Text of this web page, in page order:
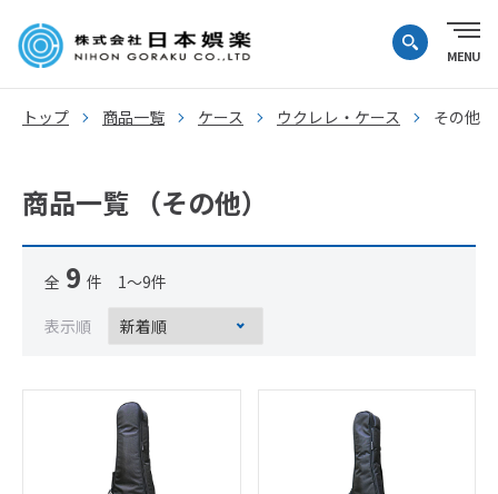
トップ 商品一覧 ケース ウクレレ・ケース その他
商品一覧 （その他）
全 9 件 1～9件
表示順